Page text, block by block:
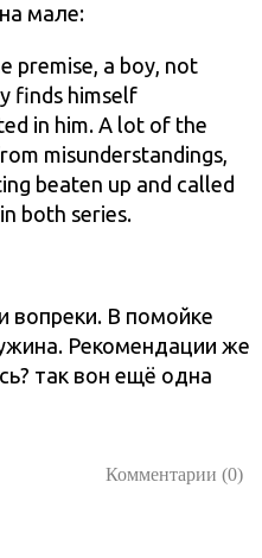
мале:
premise, a boy, not
finds himself
in him. A lot of the
misunderstandings,
beaten up and called
both series.
В помойке
Рекомендации же
так вон ещё одна
Комментарии (0)